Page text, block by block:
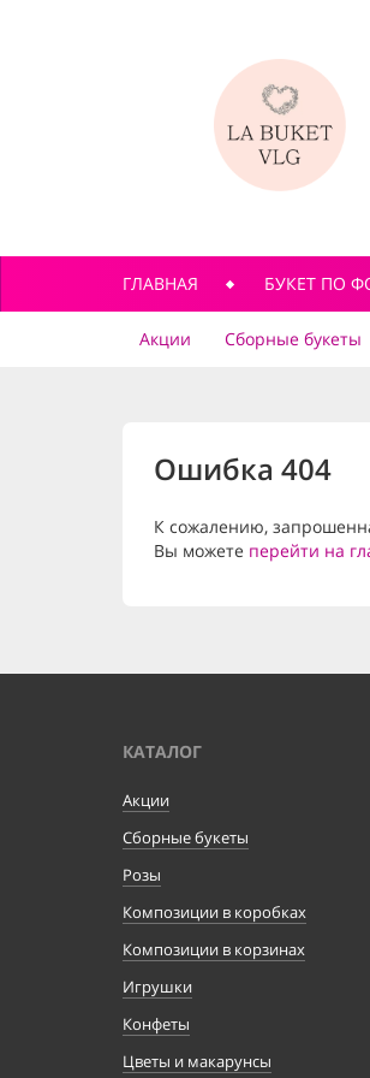
ГЛАВНАЯ БУКЕТ ПО
Акции Сборные букеты
Ошибка 404
К сожалению,
Вы можете перейти на
КАТАЛОГ
Акции
Сборные букеты
Розы
Композиции в коробках
Композиции в корзинах
Игрушки
Конфеты
Цветы и макарунсы